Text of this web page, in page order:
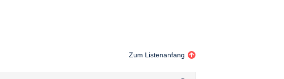
Zum Listenanfang